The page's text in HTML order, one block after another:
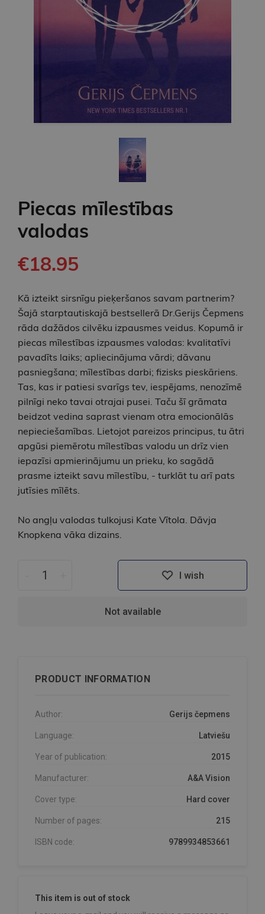
Piecas mīlestības
valodas
€18.95
Kā izteikt sirsnīgu pieķeršanos savam partnerim?
Šajā starptautiskajā bestsellerā Dr.Gerijs Čepmens
rāda dažādos cilvēku izpausmes veidus. Kopumā ir
piecas mīlestības izpausmes valodas: kvalitatīvi
pavadīts laiks; apliecinājuma vārdi; dāvanu
pasniegšana; mīlestības darbi; fizisks pieskāriens.
Tas, kas ir patiesi svarīgs tev, iespējams, nenozīmē
pilnīgi neko tavai otrajai pusei. Taču šī grāmata
beidzot vedina saprast vienam otra emocionālās
nepieciešamības. Lietojot pareizos principus, tu ātri
apgūsi piemērotu mīlestības valodu un drīz vien
iepazīsi apmierinājumu un prieku, ko sagādā
prasme izteikt savu mīlestību, - turklāt tu arī pats
jutīsies mīlēts.
No angļu valodas tulkojusi Kate Vītola. Dāvja
Knopkena vāka dizains.
I wish
Not available
PRODUCT INFORMATION
Author: Gerijs čepmens
Language: Latviešu
Year of publication: 2015
Manufacturer: A&A Vision
Cover type: Hard cover
Number of pages: 215
ISBN code: 9789934853661
This item is out of stock